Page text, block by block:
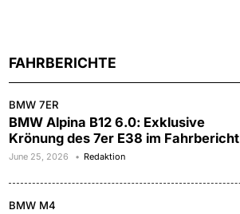
FAHRBERICHTE
BMW 7ER
BMW Alpina B12 6.0: Exklusive
Krönung des 7er E38 im Fahrbericht
June 25, 2026 Redaktion
BMW M4